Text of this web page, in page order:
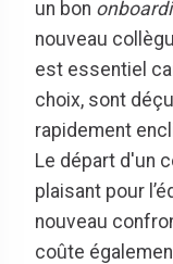
un bon
nouveau
est essentiel
choix, sont
rapidement
Le départ d'un
plaisant pour
nouveau
coûte